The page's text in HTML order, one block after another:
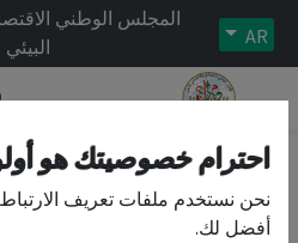
AR
المجلس الوطني
البيئي
عذراً، لا يمكنكم
احترام خصوصيتك هو
نحن نستخدم ملفات تعريف
أفضل لك.